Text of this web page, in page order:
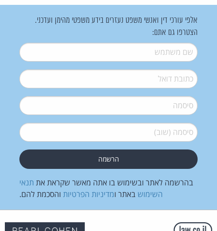
אלפי עורכי דין ואנשי משפט נעזרים בידע משפטי מהימן ועדכני.
הצטרפו גם אתם:
שם משתמש*
דואל*
סיסמה*
סיסמה (שוב)*
בהרשמה לאתר ובשימוש בו אתה מאשר שקראת את תנאי
השימוש באתר ומדיניות הפרטיות והסכמת להם.